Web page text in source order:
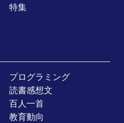
特集
プログラミング
読書感想文
百人一首
教育動向